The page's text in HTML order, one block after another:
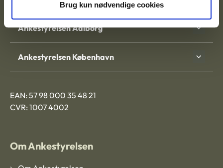
Brug kun nødvendige cookies
Ankestyrelsen Aalborg
Ankestyrelsen København
EAN: 57 98 000 35 48 21
CVR: 1007 4002
Om Ankestyrelsen